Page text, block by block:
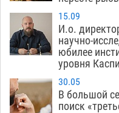
15.09
И.о.
научно-
юбилее
уровня
30.05
В большой
поиск